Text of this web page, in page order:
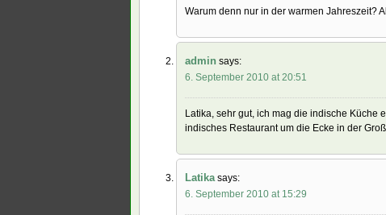
Warum denn nur in der warmen Jahreszeit?
admin says:
6. September 2010 at 20:51
Latika, sehr gut, ich mag die indische Küche
indisches Restaurant um die Ecke in der
Latika says:
6. September 2010 at 15:29